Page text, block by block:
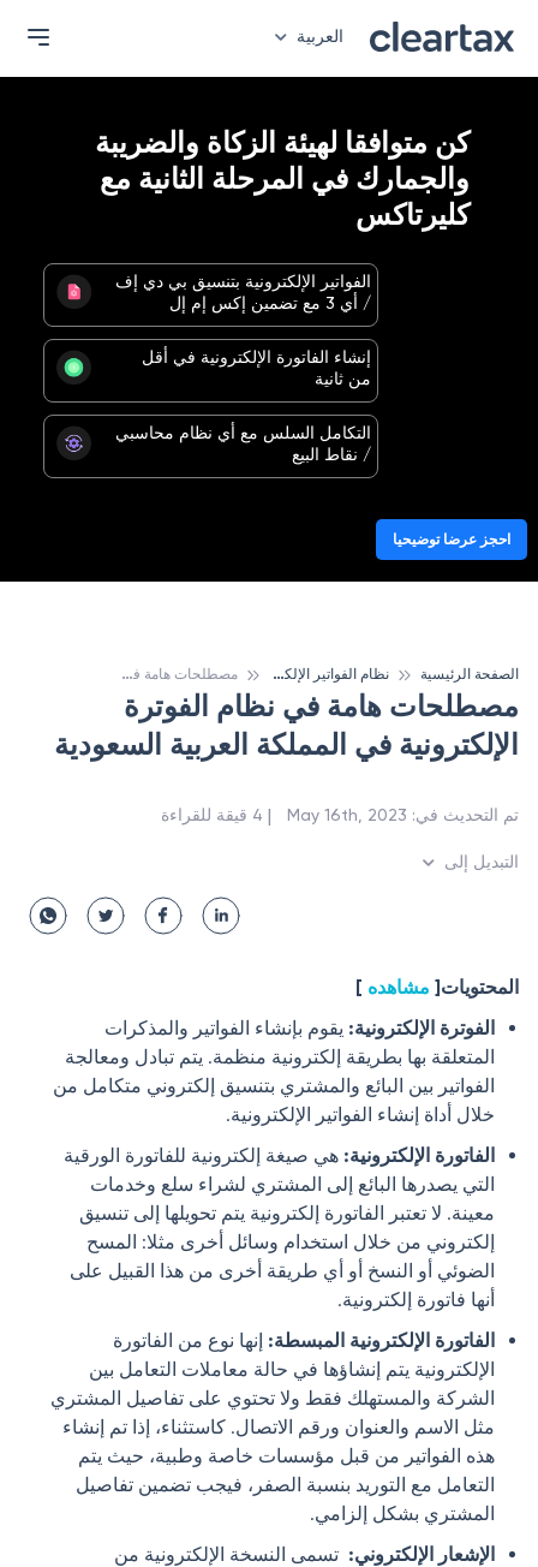
العربية
كن متوافقا لهيئة الزكاة والضريبة
والجمارك في المرحلة الثانية مع
كليرتاكس
الفواتير الإلكترونية بتنسيق بي دي إف
/ أي 3 مع تضمين إكس إم إل
إنشاء الفاتورة الإلكترونية في أقل
من ثانية
التكامل السلس مع أي نظام محاسبي
/ نقاط البيع
احجز عرضا توضيحيا
الصفحة الرئيسية ن
ظام الفواتير الإلكترونية في المملكة العربية السعودية م
صطلحات هامة في نظام الفوترة الإلكترونية في المملكة العربية السعودية
مصطلحات هامة في نظام الفوترة
الإلكترونية في المملكة العربية السعودية
تم التحديث في:
May 16th, 2023
|
4 قيقة للقراءة
التبديل إلى
المحتويات[ مشاهده ]
الفوترة الإلكترونية: يقوم بإنشاء الفواتير والمذكرات
المتعلقة بها بطريقة إلكترونية منظمة. يتم تبادل ومعالجة
الفواتير بين البائع والمشتري بتنسيق إلكتروني متكامل من
خلال أداة إنشاء الفواتير الإلكترونية.
الفاتورة الإلكترونية: هي صيغة إلكترونية للفاتورة الورقية
التي يصدرها البائع إلى المشتري لشراء سلع وخدمات
معينة. لا تعتبر الفاتورة إلكترونية يتم تحويلها إلى تنسيق
إلكتروني من خلال استخدام وسائل أخرى مثلا: المسح
الضوئي أو النسخ أو أي طريقة أخرى من هذا القبيل على
أنها فاتورة إلكترونية.
الفاتورة الإلكترونية المبسطة: إنها نوع من الفاتورة
الإلكترونية يتم إنشاؤها في حالة معاملات التعامل بين
الشركة والمستهلك فقط ولا تحتوي على تفاصيل المشتري
مثل الاسم والعنوان ورقم الاتصال. كاستثناء، إذا تم إنشاء
هذه الفواتير من قبل مؤسسات خاصة وطبية، حيث يتم
التعامل مع التوريد بنسبة الصفر، فيجب تضمين تفاصيل
المشتري بشكل إلزامي.
الإشعار الإلكتروني: تسمى النسخة الإلكترونية من